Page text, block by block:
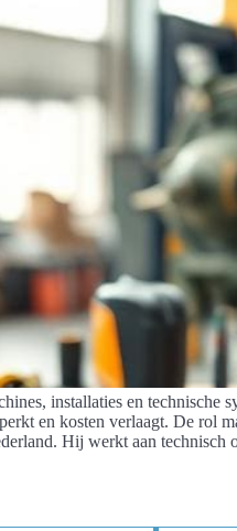
installaties en
en kosten verlaagt. De rol
Hij werkt aan